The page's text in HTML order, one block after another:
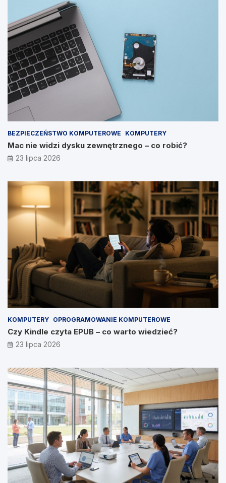
BEZPIECZEŃSTWO KOMPUTEROWE KOMPUTERY
Mac nie widzi dysku zewnętrznego – co robić?
23 lipca 2026
KOMPUTERY OPROGRAMOWANIE KOMPUTEROWE
Czy Kindle czyta EPUB – co warto wiedzieć?
23 lipca 2026